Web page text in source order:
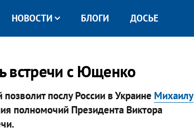
НОВОСТИ БЛОГИ ДОСЬЕ
встречи с Ющенко
послу России в Украине Михаилу
полномочий Президента Виктора